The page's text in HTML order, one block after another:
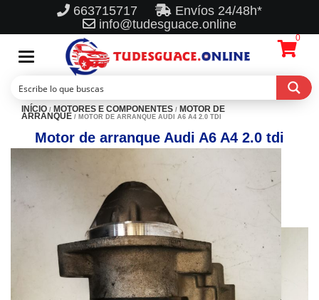
663715717
Envíos 24/48h*
info@tudesguace.online
Toggle
navigation
0
INÍCIO / MOTORES E COMPONENTES / MOTOR DE
ARRANQUE / MOTOR DE ARRANQUE AUDI A6 A4 2.0 TDI
Motor de arranque Audi A6 A4 2.0 tdi